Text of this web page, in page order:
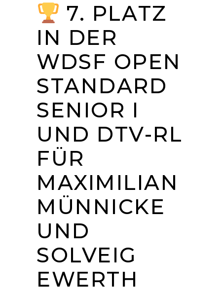
7. PLATZ
IN DER
WDSF OPEN
STANDARD
SENIOR I
UND DTV-RL
FÜR
MAXIMILIAN
MÜNNICKE
UND
SOLVEIG
EWERTH